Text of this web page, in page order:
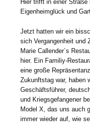
Hier trifft in einer
Eigenheimglück und
Jetzt hatten wir ein
sich Vergangenheit und
Marie Callender´s
hier. Ein Familiy-
eine große
Zukunftstag war, haben
Geschäftsführer,
und Kriegsgefangener
Model X, das uns auch
immer wieder auf, wie